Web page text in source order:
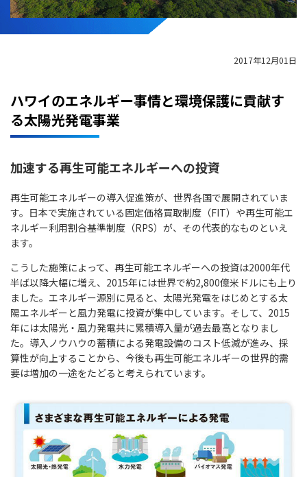
2017年12月01日
ハワイのエネルギー事情と環境保護に貢献す
る太陽光発電事業
加速する再生可能エネルギーへの投資
再生可能エネルギーの導入促進策が、世界各国で展開されていま
す。日本で実施されている固定価格買取制度（FIT）や再生可能エ
ネルギー利用割合基準制度（RPS）が、その代表的なものといえ
ます。
こうした施策によって、再生可能エネルギーへの投資は2000年代
半ば以降大幅に増え、2015年には世界で約2,800億米ドルにも上り
ました。エネルギー源別に見ると、太陽光発電をはじめとする太
陽エネルギーと風力発電に投資が集中しています。そして、2015
年には太陽光・風力発電共に累積導入量が過去最高となりまし
た。導入ノウハウの蓄積による発電設備のコスト低減が進み、採
算性が向上することから、今後も再生可能エネルギーの世界的需
要は増加の一途をたどると考えられています。